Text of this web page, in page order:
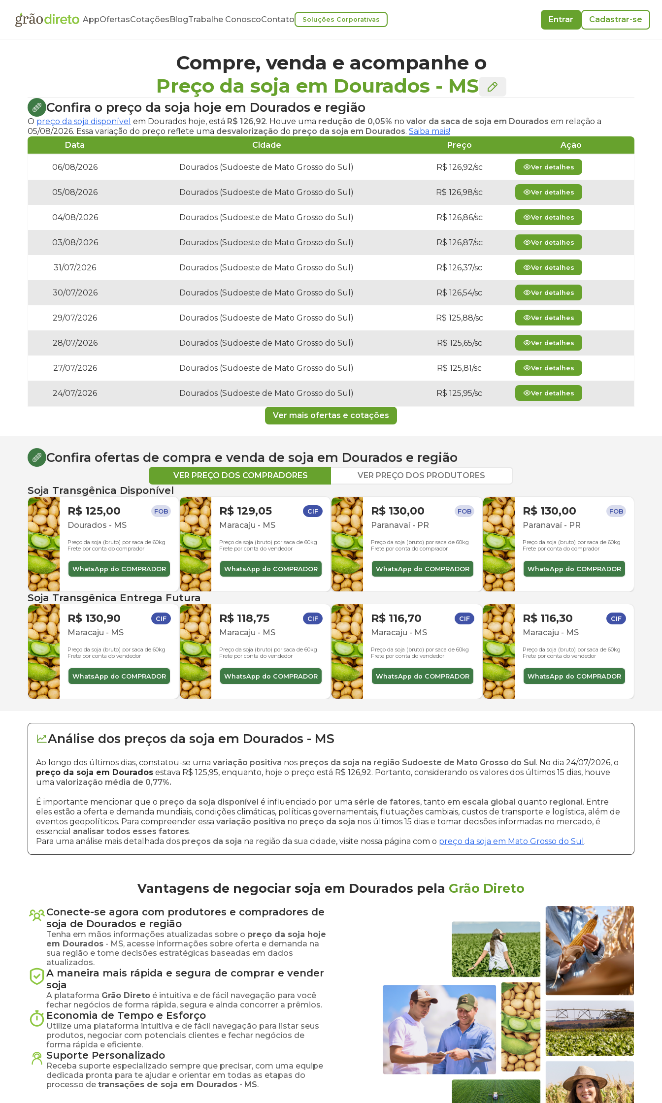
AppOfertasCotaçõesBlogTrabalhe ConoscoContato Soluções Corporativas Entrar Cadastrar-se
Compre, venda e acompanhe o
Preço da soja em Dourados - MS
Confira o preço da soja hoje em Dourados e região
O preço da soja disponível em Dourados hoje, está R$ 126,92. Houve uma redução de 0,05% no valor da saca de soja em Dourados em relação a
05/08/2026. Essa variação do preço reflete uma desvalorização do preço da soja em Dourados. Saiba mais!
Data
Cidade Preço Ação
06/08/2026 Dourados (Sudoeste de Mato Grosso do Sul) R$ 126,92/sc Ver detalhes
05/08/2026 Dourados (Sudoeste de Mato Grosso do Sul) R$ 126,98/sc Ver detalhes
04/08/2026 Dourados (Sudoeste de Mato Grosso do Sul) R$ 126,86/sc Ver detalhes
03/08/2026 Dourados (Sudoeste de Mato Grosso do Sul) R$ 126,87/sc Ver detalhes
31/07/2026 Dourados (Sudoeste de Mato Grosso do Sul) R$ 126,37/sc Ver detalhes
30/07/2026 Dourados (Sudoeste de Mato Grosso do Sul) R$ 126,54/sc Ver detalhes
29/07/2026 Dourados (Sudoeste de Mato Grosso do Sul) R$ 125,88/sc Ver detalhes
28/07/2026 Dourados (Sudoeste de Mato Grosso do Sul) R$ 125,65/sc Ver detalhes
27/07/2026 Dourados (Sudoeste de Mato Grosso do Sul) R$ 125,81/sc Ver detalhes
24/07/2026 Dourados (Sudoeste de Mato Grosso do Sul) R$ 125,95/sc Ver detalhes
Ver mais ofertas e cotações
Confira ofertas de compra e venda de soja em Dourados e região
VER PREÇO DOS COMPRADORES VER PREÇO DOS PRODUTORES
Soja Transgênica Disponível
R$ 125,00 FOB
Dourados - MS
Preço da soja (bruto) por saca de 60kg
Frete por conta do comprador
WhatsApp do COMPRADOR
R$ 129,05 CIF
Maracaju - MS
Preço da soja (bruto) por saca de 60kg
Frete por conta do vendedor
WhatsApp do COMPRADOR
R$ 130,00 FOB
Paranavaí- PR
Preço da soja (bruto) por saca de 60kg
Frete por conta do comprador
WhatsApp do COMPRADOR
R$ 130,00 FOB
Paranavaí- PR
Preço da soja (bruto) por saca de 60kg
Frete por conta do comprador
WhatsApp do COMPRADOR
Soja Transgênica Entrega Futura
R$ 130,90 CIF
Maracaju - MS
Preço da soja (bruto) por saca de 60kg
Frete por conta do vendedor
WhatsApp do COMPRADOR
R$ 118,75 CIF
Maracaju - MS
Preço da soja (bruto) por saca de 60kg
Frete por conta do vendedor
WhatsApp do COMPRADOR
R$ 116,70 CIF
Maracaju - MS
Preço da soja (bruto) por saca de 60kg
Frete por conta do vendedor
WhatsApp do COMPRADOR
R$ 116,30 CIF
Maracaju - MS
Preço da soja (bruto) por saca de 60kg
Frete por conta do vendedor
WhatsApp do COMPRADOR
Análise dos preços da soja em Dourados - MS
Ao longo dos últimos dias, constatou-se uma variação positiva nos preços da soja na região Sudoeste de Mato Grosso do Sul. No dia 24/07/2026, o
preço da soja em Dourados estava R$ 125,95, enquanto, hoje o preço está R$ 126,92. Portanto, considerando os valores dos últimos 15 dias, houve
uma valorização média de 0,77%.
É importante mencionar que o preço da soja disponível é influenciado por uma série de fatores, tanto em escala global quanto regional. Entre
eles estão a oferta e demanda mundiais, condições climáticas, políticas governamentais, flutuações cambiais, custos de transporte e logística, além de
eventos geopolíticos. Para compreender essa variação positiva no preço da soja nos últimos 15 dias e tomar decisões informadas no mercado, é
essencial analisar todos esses fatores.
Para uma análise mais detalhada dos preços da soja na região da sua cidade, visite nossa página com o preço da soja em Mato Grosso do Sul .
Vantagens de negociar soja em Dourados pela Grão Direto
Conecte-se agora com produtores e compradores de
soja de Dourados e região
Tenha em mãos informações atualizadas sobre o preço da soja hoje
em Dourados - MS, acesse informações sobre oferta e demanda na
sua região e tome decisões estratégicas baseadas em dados
atualizados.
A maneira mais rápida e segura de comprar e vender
soja
A plataforma Grão Direto é intuitiva e de fácil navegação para você
fechar negócios de forma rápida, segura e ainda concorrer a prêmios.
Economia de Tempo e Esforço
Utilize uma plataforma intuitiva e de fácil navegação para listar seus
produtos, negociar com potenciais clientes e fechar negócios de
forma rápida e eficiente.
Suporte Personalizado
Receba suporte especializado sempre que precisar, com uma equipe
dedicada pronta para te ajudar e orientar em todas as etapas do
processo de transações de soja em Dourados - MS.